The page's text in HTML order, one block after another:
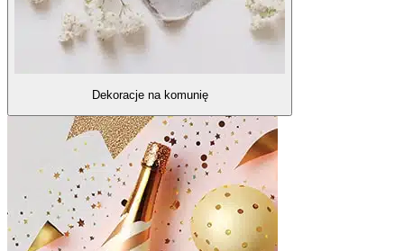
Dekoracje na komunię